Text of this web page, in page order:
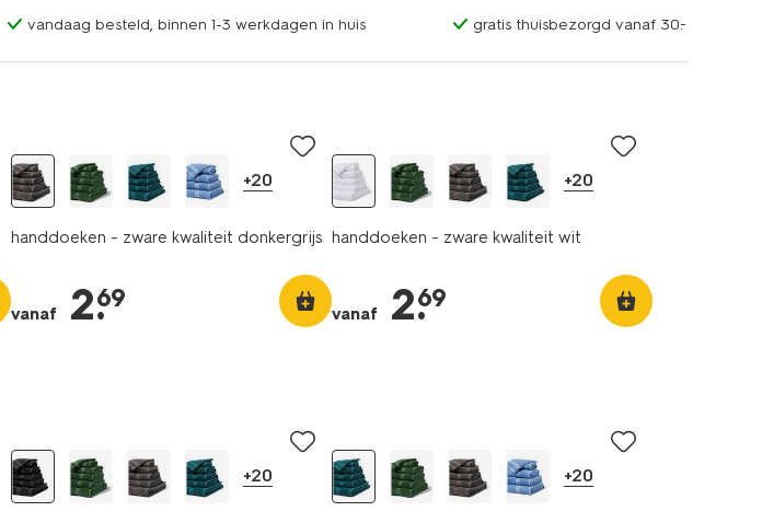
vandaag besteld, binnen 1-3 werkdagen in huis gratis thuisbezorgd vanaf 30.-
+20
handdoeken - zware kwaliteit donkergrijs
vanaf 2.
69
+20
handdoeken - zware kwaliteit wit
vanaf 2.
69
+20 +20